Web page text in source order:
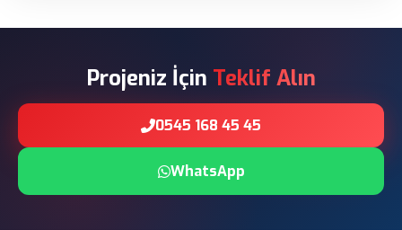
Projeniz İçin Teklif Alın
0545 168 45 45
WhatsApp